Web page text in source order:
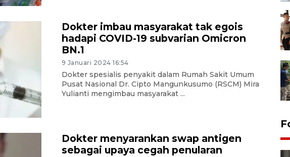
Dokter imbau masyarakat tak egois
hadapi COVID-19 subvarian Omicron
BN.1
9 Januari 2024 16:54
Dokter spesialis penyakit dalam Rumah Sakit Umum
Pusat Nasional Dr. Cipto Mangunkusumo (RSCM) Mira
Yulianti mengimbau masyarakat ...
Dokter menyarankan swap antigen
sebagai upaya cegah penularan